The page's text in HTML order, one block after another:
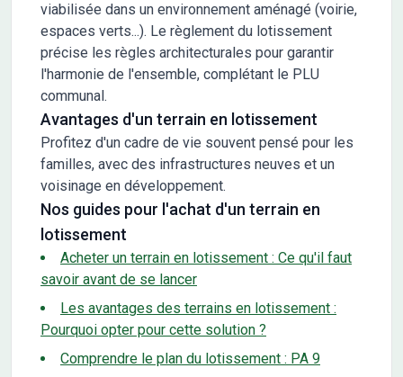
viabilisée dans un environnement aménagé (voirie,
espaces verts...). Le règlement du lotissement
précise les règles architecturales pour garantir
l'harmonie de l'ensemble, complétant le PLU
communal.
Avantages d'un terrain en lotissement
Profitez d'un cadre de vie souvent pensé pour les
familles, avec des infrastructures neuves et un
voisinage en développement.
Nos guides pour l'achat d'un terrain en
lotissement
Acheter un terrain en lotissement : Ce qu'il faut
savoir avant de se lancer
Les avantages des terrains en lotissement :
Pourquoi opter pour cette solution ?
Comprendre le plan du lotissement : PA 9